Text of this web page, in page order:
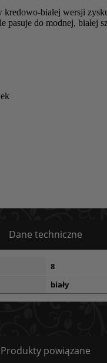
białej wersji
pasuje do modnej, białej
Dane techniczne
8
biały
Produkty powiązane